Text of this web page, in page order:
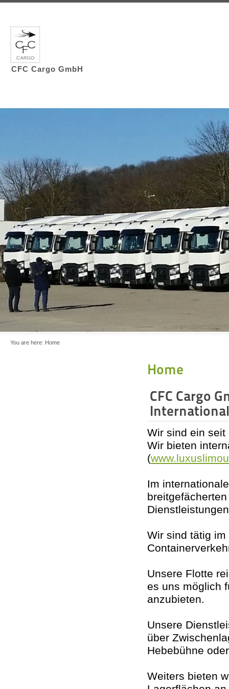
CFC Cargo GmbH
You are here: Home
Home
CFC Cargo
Wir sind ein seit
Wir bieten
(
Im
Wir sind tätig
Unsere Flotte
es uns möglich
anzubieten.
Unsere
über
Hebebühne
Weiters bieten